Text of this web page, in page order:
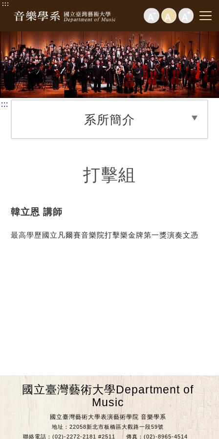
:::
:::
系所簡介
打擊組
韓立恩 講師
最高學歷 國立凡爾賽音樂院打擊樂金牌第一獎演奏文憑
國立臺灣藝術大學Department of
Music
國立臺灣藝術大學表演藝術學院 音樂學系
地址：22058新北市板橋區大觀路一段59號
聯絡電話：(02)-2272-2181 #2511
傳真：(02)-8965-4514